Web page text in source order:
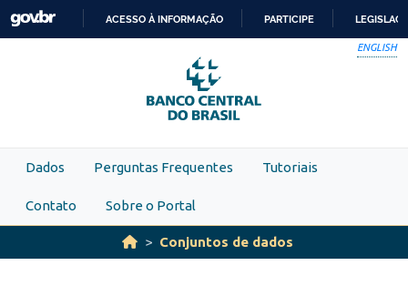
Skip to main content
PARA
O
CONTEÚDO
ACESSO À INFORMAÇÃO PARTICIPE
ENGLISH
Dados Perguntas Frequentes Tutoriais
Contato Sobre o Portal
Conjuntos de dados